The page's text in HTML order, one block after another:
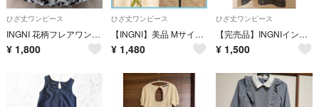
ひざ丈ワンピース
INGNI 花柄フレアワンピース Mサイズ
¥ 1,800
ひざ丈ワンピース
【INGNI】美品 Mサイズ ツイード調半袖ワンピース シアー袖 裏地付
¥ 1,480
ひざ丈ワンピース
【完売品】INGNIイング 袖異素材チェック柄 ワンピース
¥ 1,500